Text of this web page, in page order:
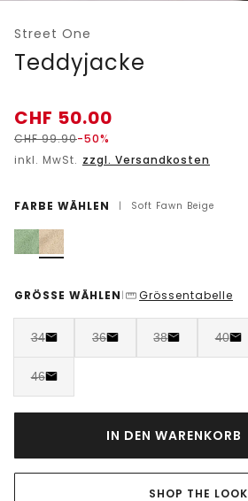
Street One
Teddyjacke
CHF 50.00
CHF99.90-50%
inkl. MwSt. zzgl. Versandkosten
FARBE WÄHLEN | Soft Fawn Beige
GRÖSSE WÄHLEN | Grössentabelle
34 36 38 40
46
IN DEN WARENKORB
SHOP THE LOOK